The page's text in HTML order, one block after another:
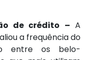
de crédito – A
a frequência do
entre os belo-